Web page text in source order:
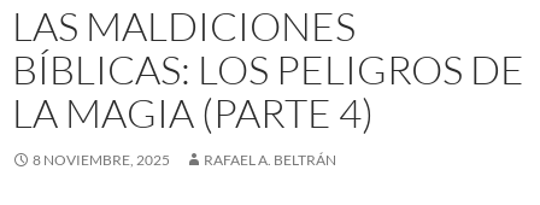
LAS MALDICIONES
BÍBLICAS: LOS PELIGROS DE
LA MAGIA (PARTE 4)
8 NOVIEMBRE, 2025 RAFAEL A. BELTRÁN